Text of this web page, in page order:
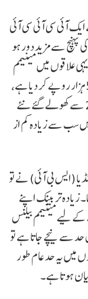
آئی سی آئی سی آئی
سے مزید دور ہو
علاقوں میں مینیمم
سیونگ اکاؤنٹ بیلنس کی حد میں اضافہ کر کے 50 ہزار روپے کر دیا ہے،
جو کہ پہلے 10 ہزار روپے تھی۔ یکم اگست 2025 سے کھولے گئے نئے
میں سب سے زیادہ کم از
(ایس بی آئی) نے تو
زیادہ تر بینک اپنے
لیے مینیمم بیلنس
سے نیچے جاتا ہے تو
میں یہ حد عام طور